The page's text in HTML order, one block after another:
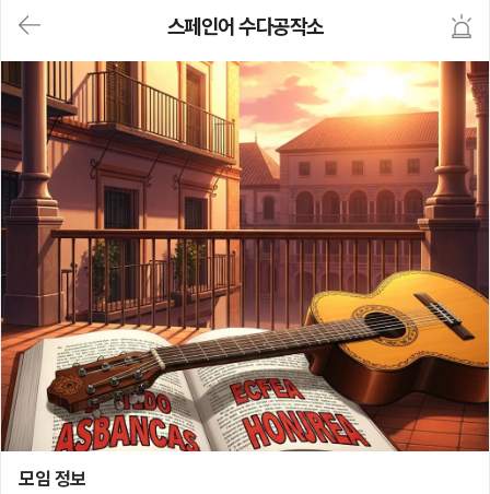
가
기
인,
모
임,
시
판,
Y)
본
문
바
로
가
기
스페인어 수다공작소
모임 정보